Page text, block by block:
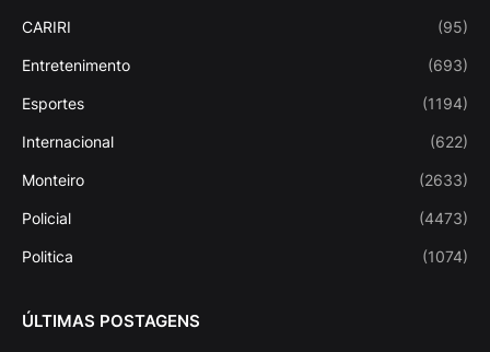
CARIRI (95)
Entretenimento (693)
Esportes (1194)
Internacional (622)
Monteiro (2633)
Policial (4473)
Politica (1074)
ÚLTIMAS POSTAGENS